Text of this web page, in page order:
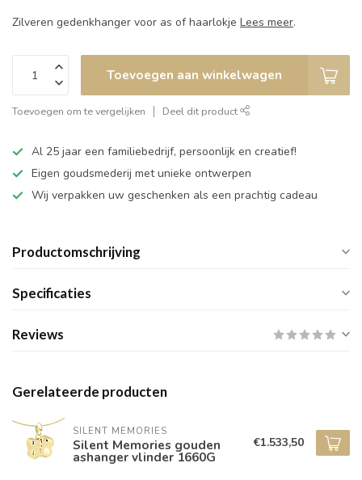
Zilveren gedenkhanger voor as of haarlokje Lees meer.
Toevoegen aan winkelwagen
Toevoegen om te vergelijken Deel dit product
Al 25 jaar een familiebedrijf, persoonlijk en creatief!
Eigen goudsmederij met unieke ontwerpen
Wij verpakken uw geschenken als een prachtig cadeau
Productomschrijving
Specificaties
Reviews
Gerelateerde producten
SILENT MEMORIES
Silent Memories gouden
ashanger vlinder 1660G
€1.533,50